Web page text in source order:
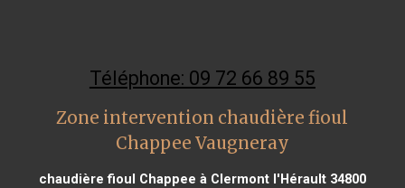
Téléphone: 09 72 66 89 55
Zone intervention chaudière fioul
Chappee Vaugneray
chaudière fioul Chappee à Clermont l'Hérault 34800